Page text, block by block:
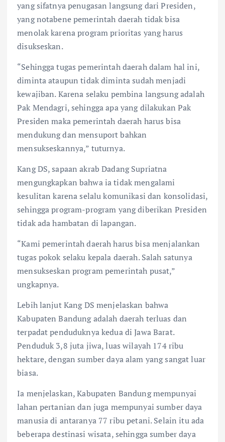
yang sifatnya penugasan langsung dari Presiden,
yang notabene pemerintah daerah tidak bisa
menolak karena program prioritas yang harus
disukseskan.
“Sehingga tugas pemerintah daerah dalam hal ini,
diminta ataupun tidak diminta sudah menjadi
kewajiban. Karena selaku pembina langsung adalah
Pak Mendagri, sehingga apa yang dilakukan Pak
Presiden maka pemerintah daerah harus bisa
mendukung dan mensuport bahkan
mensukseskannya,” tuturnya.
Kang DS, sapaan akrab Dadang Supriatna
mengungkapkan bahwa ia tidak mengalami
kesulitan karena selalu komunikasi dan konsolidasi,
sehingga program-program yang diberikan Presiden
tidak ada hambatan di lapangan.
“Kami pemerintah daerah harus bisa menjalankan
tugas pokok selaku kepala daerah. Salah satunya
mensukseskan program pemerintah pusat,”
ungkapnya.
Lebih lanjut Kang DS menjelaskan bahwa
Kabupaten Bandung adalah daerah terluas dan
terpadat penduduknya kedua di Jawa Barat.
Penduduk 3,8 juta jiwa, luas wilayah 174 ribu
hektare, dengan sumber daya alam yang sangat luar
biasa.
Ia menjelaskan, Kabupaten Bandung mempunyai
lahan pertanian dan juga mempunyai sumber daya
manusia di antaranya 77 ribu petani. Selain itu ada
beberapa destinasi wisata, sehingga sumber daya